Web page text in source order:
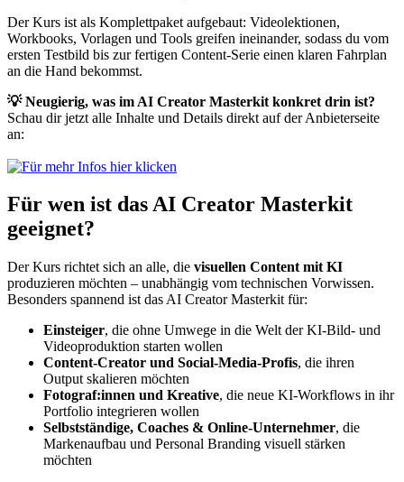
Der Kurs ist als Komplettpaket aufgebaut: Videolektionen,
Workbooks, Vorlagen und Tools greifen ineinander, sodass du vom
ersten Testbild bis zur fertigen Content-Serie einen klaren Fahrplan
an die Hand bekommst.
💡 Neugierig, was im AI Creator Masterkit konkret drin ist?
Schau dir jetzt alle Inhalte und Details direkt auf der Anbieterseite
an:
Für wen ist das AI Creator Masterkit
geeignet?
Der Kurs richtet sich an alle, die visuellen Content mit KI
produzieren möchten – unabhängig vom technischen Vorwissen.
Besonders spannend ist das AI Creator Masterkit für:
Einsteiger, die ohne Umwege in die Welt der KI-Bild- und
Videoproduktion starten wollen
Content-Creator und Social-Media-Profis, die ihren
Output skalieren möchten
Fotograf:innen und Kreative, die neue KI-Workflows in ihr
Portfolio integrieren wollen
Selbstständige, Coaches & Online-Unternehmer, die
Markenaufbau und Personal Branding visuell stärken
möchten